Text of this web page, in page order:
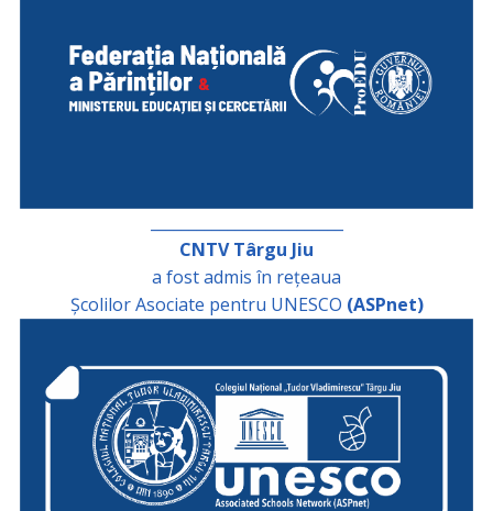
CNTV Târgu Jiu
a fost admis în rețeaua
Școlilor Asociate pentru UNESCO (ASPnet)